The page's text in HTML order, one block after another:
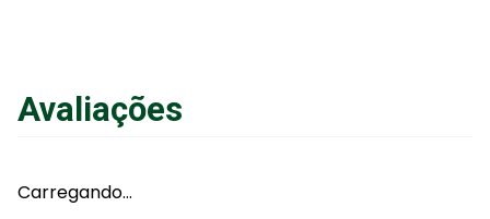
Avaliações
Carregando…